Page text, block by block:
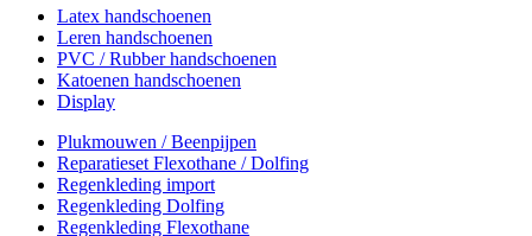
Latex handschoenen
Leren handschoenen
PVC / Rubber handschoenen
Katoenen handschoenen
Display
Plukmouwen / Beenpijpen
Reparatieset Flexothane / Dolfing
Regenkleding import
Regenkleding Dolfing
Regenkleding Flexothane